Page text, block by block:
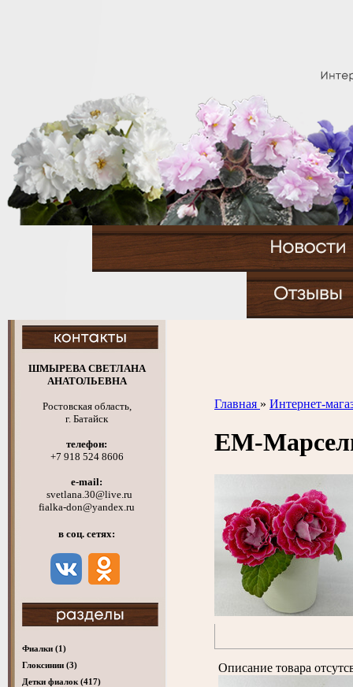
ШМЫРЕВА СВЕТЛАНА
АНАТОЛЬЕВНА
Ростовская область,
г. Батайск
телефон:
+7 918 524 8606
e-mail:
svetlana.30@live.ru
fialka-don@yandex.ru
в соц. сетях:
Фиалки (1)
Глоксинии (3)
Детки фиалок (417)
Главная » Интернет-
ЕМ-
Описание товара